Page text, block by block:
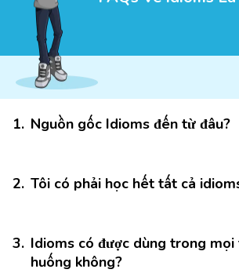
1. Nguồn gốc Idioms đến từ đâu?
2. Tôi có phải học hết tất cả
3. Idioms có được dùng trong mọi
huống không?